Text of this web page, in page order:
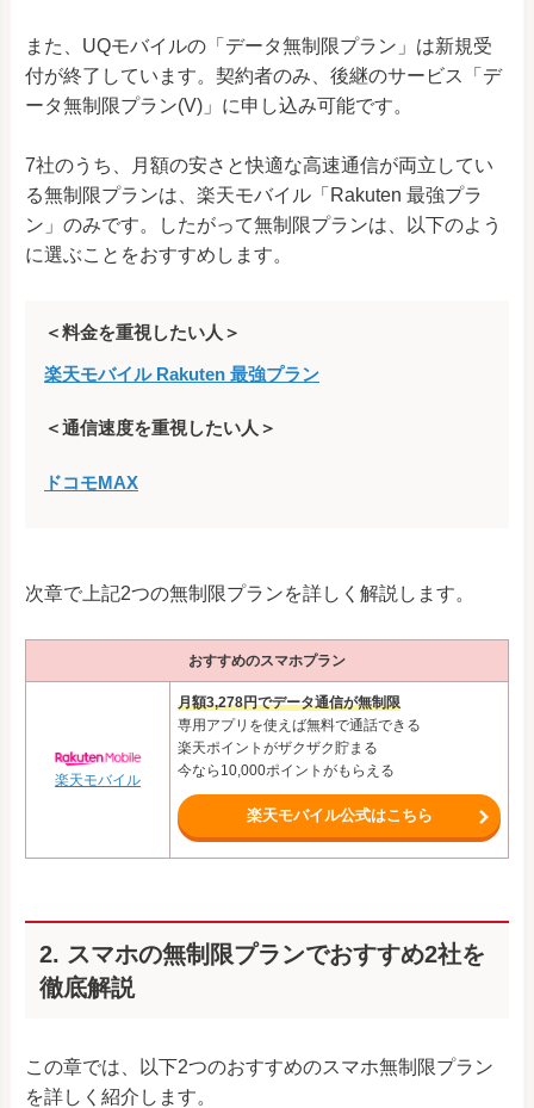
また、UQモバイルの「データ無制限プラン」は新規受
付が終了しています。契約者のみ、後継のサービス「デ
ータ無制限プラン(V)」に申し込み可能です。
7社のうち、月額の安さと快適な高速通信が両立してい
る無制限プランは、楽天モバイル「Rakuten 最強プラ
ン」のみです。したがって無制限プランは、以下のよう
に選ぶことをおすすめします。
＜料金を重視したい人＞
楽天モバイル Rakuten 最強プラン
＜通信速度を重視したい人＞
ドコモMAX
次章で上記2つの無制限プランを詳しく解説します。
おすすめのスマホプラン
楽天モバイル
月額3,278円でデータ通信が無制限
専用アプリを使えば無料で通話できる
楽天ポイントがザクザク貯まる
今なら10,000ポイントがもらえる
楽天モバイル公式はこちら
2. スマホの無制限プランでおすすめ2社を
徹底解説
この章では、以下2つのおすすめのスマホ無制限プラン
を詳しく紹介します。